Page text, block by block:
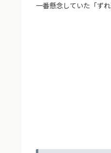
一番懸念していた「ず